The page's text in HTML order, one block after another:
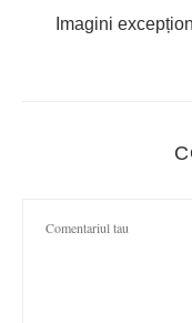
Imagini